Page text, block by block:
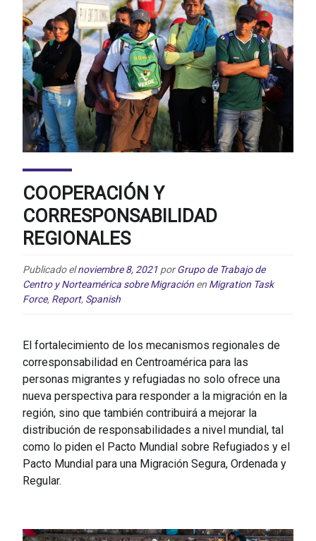
COOPERACIÓN Y
CORRESPONSABILIDAD
REGIONALES
Publicado elnoviembre 8, 2021 por Grupo de Trabajo de
Centro y Norteamérica sobre Migración en Migration Task
Force, Report, Spanish
El fortalecimiento de los mecanismos regionales de
corresponsabilidad en Centroamérica para las
personas migrantes y refugiadas no solo ofrece una
nueva perspectiva para responder a la migración en la
región, sino que también contribuirá a mejorar la
distribución de responsabilidades a nivel mundial, tal
como lo piden el Pacto Mundial sobre Refugiados y el
Pacto Mundial para una Migración Segura, Ordenada y
Regular.